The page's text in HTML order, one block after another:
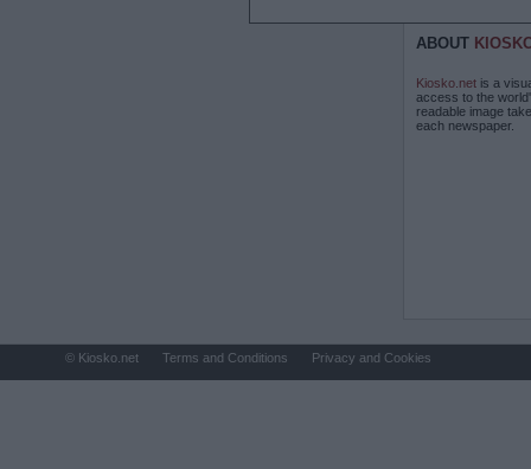
ABOUT
Kiosko.net is a
access to the
readable image
each newspaper.
© Kiosko.net Terms and Conditions Privacy and Cookies